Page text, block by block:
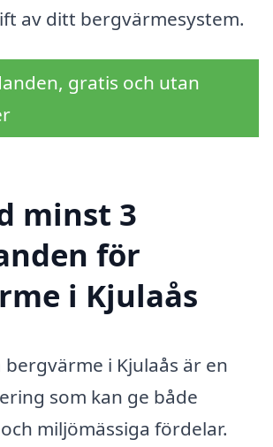
av ditt bergvärmesystem.
gratis och utan
minst 3
för
i Kjulaås
i Kjulaås är en
som kan ge både
miljömässiga fördelar.